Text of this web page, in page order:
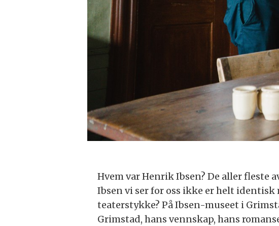
Hvem var Henrik Ibsen? De aller fleste
Ibsen vi ser for oss ikke er helt
teaterstykke? På Ibsen-museet i
Grimstad, hans vennskap, hans